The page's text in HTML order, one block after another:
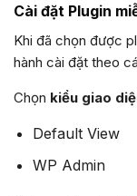
Cài đặt Plugin
Khi đã chọn được
hành cài đặt theo
Chọn kiểu giao
Default View
WP Admin